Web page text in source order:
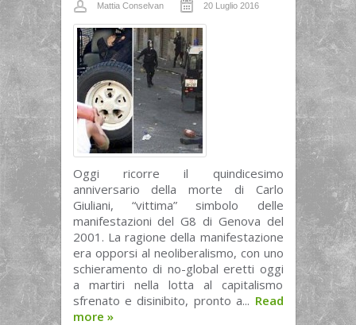
Mattia Conselvan 20 Luglio 2016
Oggi ricorre il quindicesimo
anniversario della morte di Carlo
Giuliani, “vittima” simbolo delle
manifestazioni del G8 di Genova del
2001. La ragione della manifestazione
era opporsi al neoliberalismo, con uno
schieramento di no-global eretti oggi
a martiri nella lotta al capitalismo
sfrenato e disinibito, pronto a... Read
more »